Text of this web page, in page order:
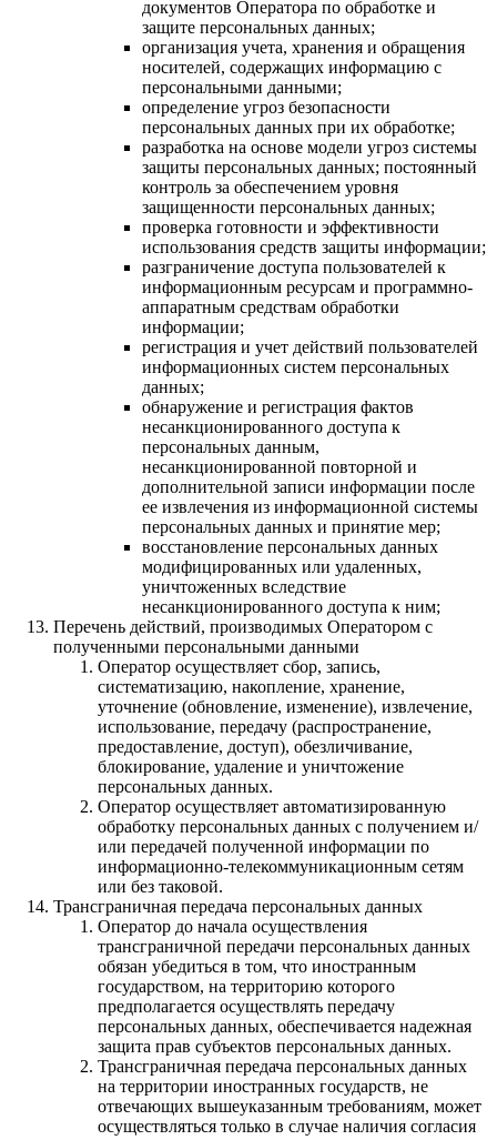
документов Оператора по обработке и
защите персональных данных;
организация учета, хранения и обращения
носителей, содержащих информацию с
персональными данными;
определение угроз безопасности
персональных данных при их обработке;
разработка на основе модели угроз системы
защиты персональных данных; постоянный
контроль за обеспечением уровня
защищенности персональных данных;
проверка готовности и эффективности
использования средств защиты информации;
разграничение доступа пользователей к
информационным ресурсам и программно-
аппаратным средствам обработки
информации;
регистрация и учет действий пользователей
информационных систем персональных
данных;
обнаружение и регистрация фактов
несанкционированного доступа к
персональных данным,
несанкционированной повторной и
дополнительной записи информации после
ее извлечения из информационной системы
персональных данных и принятие мер;
восстановление персональных данных
модифицированных или удаленных,
уничтоженных вследствие
несанкционированного доступа к ним;
Перечень действий, производимых Оператором с
полученными персональными данными
Оператор осуществляет сбор, запись,
систематизацию, накопление, хранение,
уточнение (обновление, изменение), извлечение,
использование, передачу (распространение,
предоставление, доступ), обезличивание,
блокирование, удаление и уничтожение
персональных данных.
Оператор осуществляет автоматизированную
обработку персональных данных с получением и/
или передачей полученной информации по
информационно-телекоммуникационным сетям
или без таковой.
Трансграничная передача персональных данных
Оператор до начала осуществления
трансграничной передачи персональных данных
обязан убедиться в том, что иностранным
государством, на территорию которого
предполагается осуществлять передачу
персональных данных, обеспечивается надежная
защита прав субъектов персональных данных.
Трансграничная передача персональных данных
на территории иностранных государств, не
отвечающих вышеуказанным требованиям, может
осуществляться только в случае наличия согласия